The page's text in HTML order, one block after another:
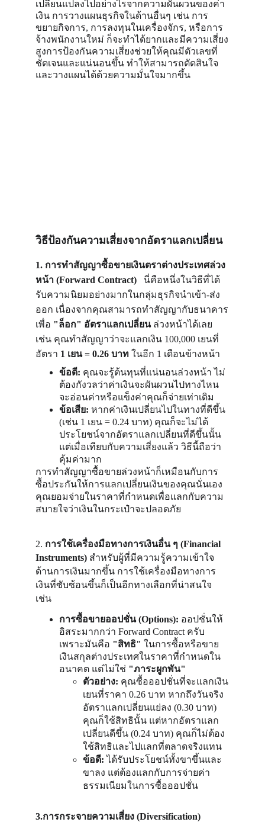
เปลี่ยนแปลงไปอย่างไรจากความผันผวนของค่า
เงิน การวางแผนธุรกิจในด้านอื่นๆ เช่น การ
ขยายกิจการ, การลงทุนในเครื่องจักร, หรือการ
จ้างพนักงานใหม่ ก็จะทำได้ยากและมีความเสี่ยง
สูงการป้องกันความเสี่ยงช่วยให้คุณมีตัวเลขที่
ชัดเจนและแน่นอนขึ้น ทำให้สามารถตัดสินใจ
และวางแผนได้ด้วยความมั่นใจมากขึ้น
วิธีป้องกันความเสี่ยงจากอัตราแลกเปลี่ยน
1. การทำสัญญาซื้อขายเงินตราต่างประเทศล่วง
หน้า (Forward Contract)
  นี่คือหนึ่งในวิธีที่ได้
รับความนิยมอย่างมากในกลุ่มธุรกิจนำเข้า-ส่ง
ออก เนื่องจากคุณสามารถทำสัญญากับธนาคาร
เพื่อ "ล็อก" อัตราแลกเปลี่ยน ล่วงหน้าได้เลย
เช่น คุณทำสัญญาว่าจะแลกเงิน 100,000 เยนที่
อัตรา 1 เยน = 0.26 บาท ในอีก 1 เดือนข้างหน้า
ข้อดี: คุณจะรู้ต้นทุนที่แน่นอนล่วงหน้า ไม่
ต้องกังวลว่าค่าเงินจะผันผวนไปทางไหน
จะอ่อนค่าหรือแข็งค่าคุณก็จ่ายเท่าเดิม
ข้อเสีย: หากค่าเงินเปลี่ยนไปในทางที่ดีขึ้น
(เช่น 1 เยน = 0.24 บาท) คุณก็จะไม่ได้
ประโยชน์จากอัตราแลกเปลี่ยนที่ดีขึ้นนั้น
แต่เมื่อเทียบกับความเสี่ยงแล้ว วิธีนี้ถือว่า
คุ้มค่ามาก
การทำสัญญาซื้อขายล่วงหน้าก็เหมือนกับการ
ซื้อประกันให้การแลกเปลี่ยนเงินของคุณนั่นเอง
คุณยอมจ่ายในราคาที่กำหนดเพื่อแลกกับความ
สบายใจว่าเงินในกระเป๋าจะปลอดภัย
2. การใช้เครื่องมือทางการเงินอื่น ๆ (Financial
Instruments) สำหรับผู้ที่มีความรู้ความเข้าใจ
ด้านการเงินมากขึ้น การใช้เครื่องมือทางการ
เงินที่ซับซ้อนขึ้นก็เป็นอีกทางเลือกที่น่าสนใจ
เช่น
การซื้อขายออปชั่น (Options): ออปชั่นให้
อิสระมากกว่า Forward Contract ครับ
เพราะมันคือ "สิทธิ" ในการซื้อหรือขาย
เงินสกุลต่างประเทศในราคาที่กำหนดใน
อนาคต แต่ไม่ใช่ "ภาระผูกพัน"
ตัวอย่าง: คุณซื้อออปชั่นที่จะแลกเงิน
เยนที่ราคา 0.26 บาท หากถึงวันจริง
อัตราแลกเปลี่ยนแย่ลง (0.30 บาท)
คุณก็ใช้สิทธินั้น แต่หากอัตราแลก
เปลี่ยนดีขึ้น (0.24 บาท) คุณก็ไม่ต้อง
ใช้สิทธิและไปแลกที่ตลาดจริงแทน
ข้อดี: ได้รับประโยชน์ทั้งขาขึ้นและ
ขาลง แต่ต้องแลกกับการจ่ายค่า
ธรรมเนียมในการซื้อออปชั่น
3.การกระจายความเสี่ยง (Diversification)